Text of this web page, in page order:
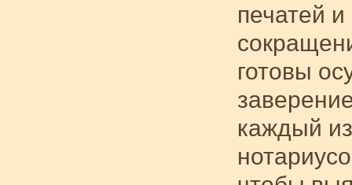
печатей
готовы
каждый